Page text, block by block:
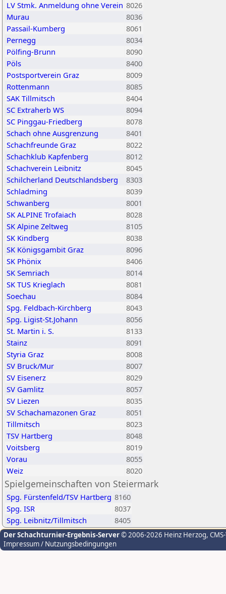
LV Stmk. Anmeldung ohne Verein 8026
Murau
8036
Passail-Kumberg
8061
Pernegg
8034
Pölfing-Brunn
8090
Pöls
8400
Postsportverein Graz
8009
Rottenmann
8085
SAK Tillmitsch
8404
SC Extraherb WS
8094
SC Pinggau-Friedberg
8078
Schach ohne Ausgrenzung
8401
Schachfreunde Graz
8022
Schachklub Kapfenberg
8012
Schachverein Leibnitz
8045
Schilcherland Deutschlandsberg
8303
Schladming
8039
Schwanberg
8001
SK ALPINE Trofaiach
8028
SK Alpine Zeltweg
8105
SK Kindberg
8038
SK Königsgambit Graz
8096
SK Phönix
8406
SK Semriach
8014
SK TUS Krieglach
8081
Soechau
8084
Spg. Feldbach-Kirchberg
8043
Spg. Ligist-St.Johann
8056
St. Martin i. S.
8133
Stainz
8091
Styria Graz
8008
SV Bruck/Mur
8007
SV Eisenerz
8029
SV Gamlitz
8057
SV Liezen
8035
SV Schachamazonen Graz
8051
Tillmitsch
8023
TSV Hartberg
8048
Voitsberg
8019
Vorau
8055
Weiz
8020
Spielgemeinschaften von Steiermark
Spg. Fürstenfeld/TSV Hartberg 8160
Spg. ISR
8037
Spg. Leibnitz/Tillmitsch
8405
Der Schachturnier-Ergebnis-Server© 2006-2026 Heinz Herzog,
Impressum / Nutzungsbedingungen